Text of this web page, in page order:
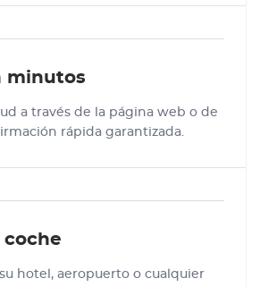
minutos
a través de la página web o de
rápida garantizada.
coche
hotel, aeropuerto o cualquier